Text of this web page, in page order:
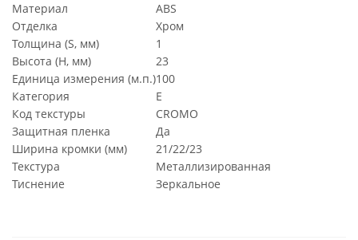
Материал
ABS
Отделка
Хром
Толщина (S, мм)
1
Высота (H, мм)
23
Единица измерения (м.п.)100
Категория
E
Код текстуры
CROMO
Защитная пленка
Да
Ширина кромки (мм)
21/22/23
Текстура
Металлизированная
Тиснение
Зеркальное